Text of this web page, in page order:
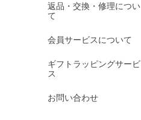
返品・交換・修理につい
て
会員サービスについて
ギフトラッピングサービ
ス
お問い合わせ